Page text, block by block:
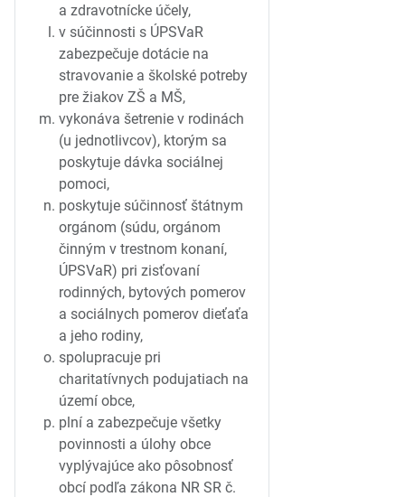
a zdravotnícke účely,
v súčinnosti s ÚPSVaR
zabezpečuje dotácie na
stravovanie a školské potreby
pre žiakov ZŠ a MŠ,
vykonáva šetrenie v rodinách
(u jednotlivcov), ktorým sa
poskytuje dávka sociálnej
pomoci,
poskytuje súčinnosť štátnym
orgánom (súdu, orgánom
činným v trestnom konaní,
ÚPSVaR) pri zisťovaní
rodinných, bytových pomerov
a sociálnych pomerov dieťaťa
a jeho rodiny,
spolupracuje pri
charitatívnych podujatiach na
území obce,
plní a zabezpečuje všetky
povinnosti a úlohy obce
vyplývajúce ako pôsobnosť
obcí podľa zákona NR SR č.